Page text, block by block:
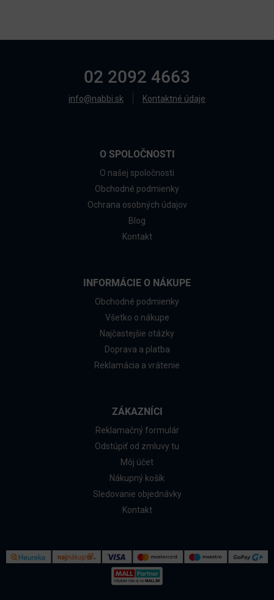
02 2092 4663
info@nabbi.sk Kontaktné údaje
O SPOLOČNOSTI
O našej spoločnosti
Obchodné podmienky
Ochrana osobných údajov
Blog
Kontakt
INFORMÁCIE O NÁKUPE
Obchodné podmienky
Všetko o nákupe
Najčastejšie otázky
Doprava a platba
Reklamácia a vrátenie
ZÁKAZNÍCI
Reklamačný formulár
Odstúpiť od zmluvy tu
Môj účet
Nákupný košík
Sledovanie objednávky
Kontakt